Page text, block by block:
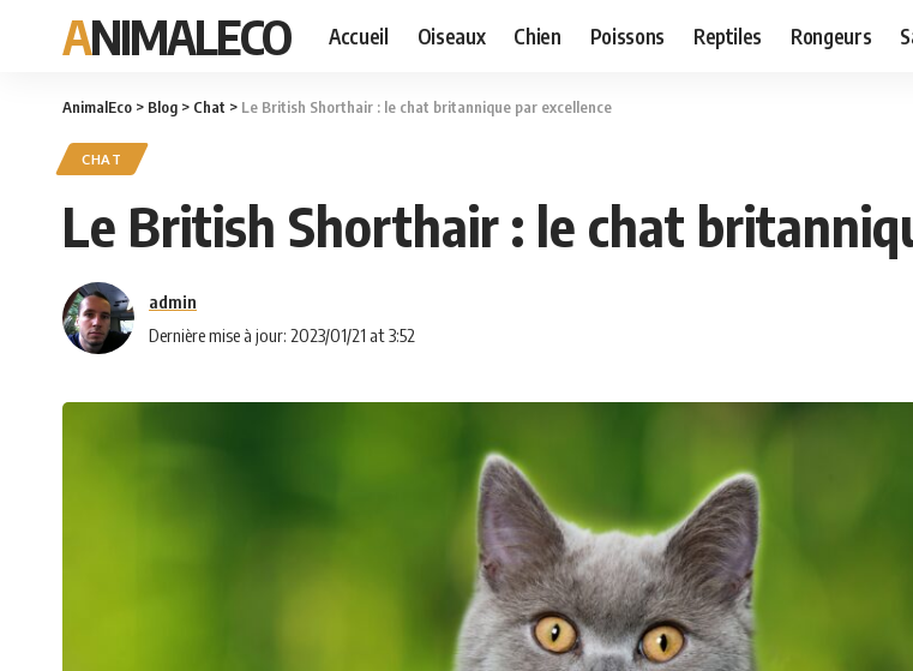
ANIMALECO Accueil Oiseaux Chien Poissons Reptiles Rongeurs
AnimalEco > Blog > Chat > Le British Shorthair : le chat britannique par excellence
CHAT
Le British Shorthair : le chat
admin
Dernière mise à jour: 2023/01/21 at 3:52